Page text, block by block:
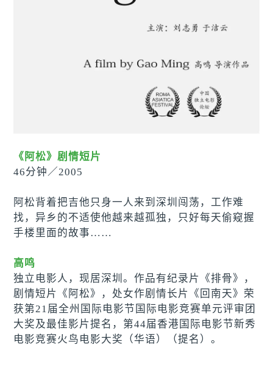
《阿松》剧情短片
46分钟／2005
阿松背着把吉他只身一人来到深圳闯荡，工作难
找，异乡的不适使他越来越孤独，只好每天偷窥握
手楼里面的故事……
高鸣
独立电影人，现居深圳。作品有纪录片《排骨》，
剧情短片《阿松》，处女作剧情长片《回南天》荣
获第21届全州国际电影节国际电影竞赛单元评审团
大奖及最佳影片提名，第44届香港国际电影节新秀
电影竞赛火鸟电影大奖（华语）（提名）。